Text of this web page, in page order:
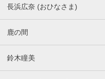
長浜広奈 (おひなさま)
鹿の間
鈴木瞳美